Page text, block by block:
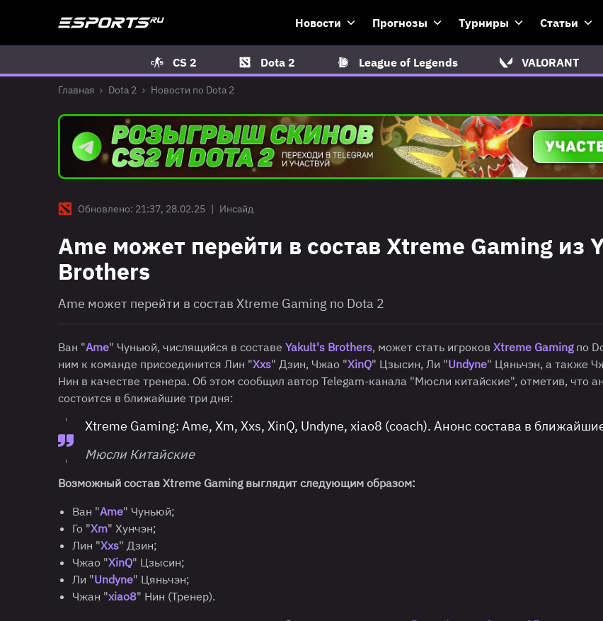
Новости Прогнозы Турниры Статьи
CS 2 Dota 2 League of Legends VALORANT
Главная Dota 2 Новости по Dota 2
Обновлено: 21:37, 28.02.25 | Инсайд
Ame может перейти в состав Xtreme Gaming из
Brothers
Ame может перейти в состав Xtreme Gaming по Dota 2
Ван "Ame" Чуньюй, числящийся в составе Yakult's Brothers, может стать игроков Xtreme Gamingпо
ним к команде присоединится Лин "Xxs" Дзин, Чжао "XinQ" Цзысин, Ли "Undyne" Цяньчэн, а также
Нин в качестве тренера. Об этом сообщил автор Telegam-канала "Мюсли китайские", отметив, что
состоится в ближайшие три дня:
Xtreme Gaming: Ame, Xm, Xxs, XinQ, Undyne, xiao8 (coach). Анонс состава в
Мюсли Китайские
Возможный состав Xtreme Gaming выглядит следующим образом:
Ван "Ame" Чуньюй;
Го "Xm" Хунчэн;
Лин "Xxs" Дзин;
Чжао "XinQ" Цзысин;
Ли "Undyne" Цяньчэн;
Чжан "xiao8" Нин (Тренер).